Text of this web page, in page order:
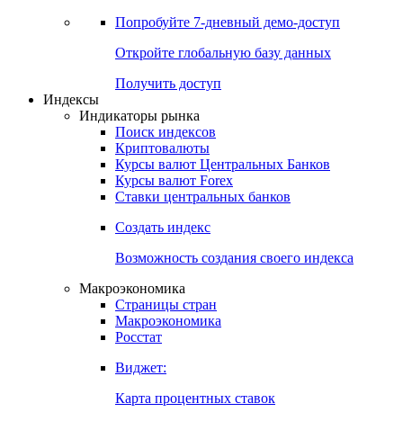
Попробуйте 7-дневный демо-доступ
Откройте глобальную базу данных
Получить доступ
Индексы
Индикаторы рынка
Поиск индексов
Криптовалюты
Курсы валют Центральных Банков
Курсы валют Forex
Ставки центральных банков
Создать индекс
Возможность создания своего индекса
Макроэкономика
Страницы стран
Макроэкономика
Росстат
Виджет:
Карта процентных ставок